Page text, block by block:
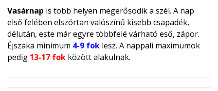
Vasárnap is több helyen megerősödik a szél. A nap
első felében elszórtan valószínű kisebb csapadék,
délután, este már egyre többfelé várható eső, zápor.
Éjszaka minimum 4-9 fok lesz. A nappali maximumok
pedig 13-17 fok között alakulnak.